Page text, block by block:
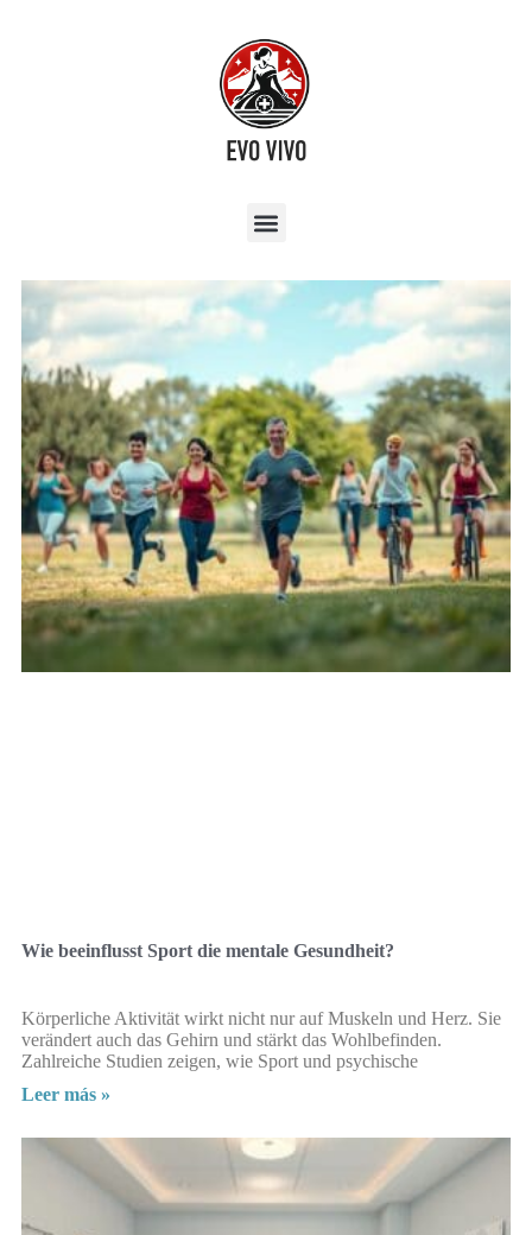
Wie beeinflusst Sport die mentale Gesundheit?
Körperliche Aktivität wirkt nicht nur auf Muskeln und Herz. Sie
verändert auch das Gehirn und stärkt das Wohlbefinden.
Zahlreiche Studien zeigen, wie Sport und psychische
Leer más »